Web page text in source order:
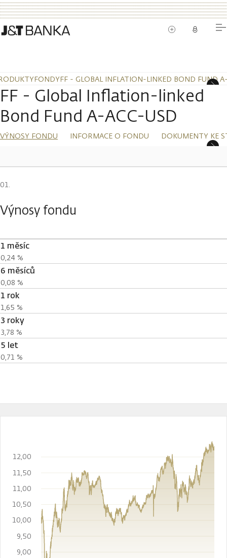
FONDYFF - GLOBAL INFLATION-LINKED BOND FUND
FF - Global Inflation-linked
Bond Fund A-ACC-USD
VÝNOSY FONDU INFORMACE O FONDU DOKUMENTY KE
Výnosy fondu
1 měsíc
0,24 %
6 měsíců
0,08 %
1 rok
1,65 %
3 roky
3,78 %
5 let
0,71 %
9,00
9,50
10,00
10,50
11,00
11,50
12,00